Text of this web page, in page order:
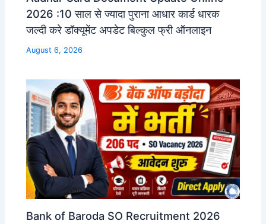
2026 :10 साल से ज्यादा पुराना आधार कार्ड धारक
जल्दी करे डॉक्यूमेंट अपडेट बिल्कुल फ्री ऑनलाइन
August 6, 2026
Bank of Baroda SO Recruitment 2026